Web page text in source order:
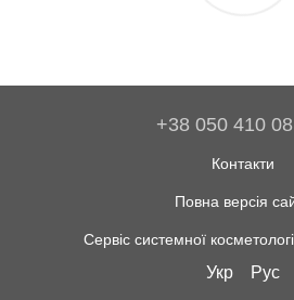
+38 050 410
Контакти
Повна версія
Сервіс системної
Укр Рус